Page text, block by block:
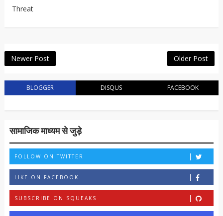
Threat
Newer Post Older Post
BLOGGER DISQUS FACEBOOK
सामाजिक माध्यम से जुड़े
FOLLOW ON TWITTER
LIKE ON FACEBOOK
SUBSCRIBE ON SQUEAKS